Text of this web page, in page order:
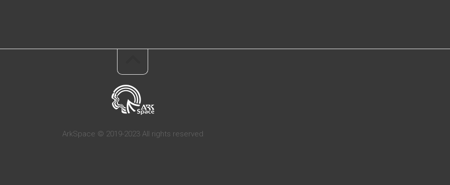
ArkSpace © 2019-2023 All rights reserved